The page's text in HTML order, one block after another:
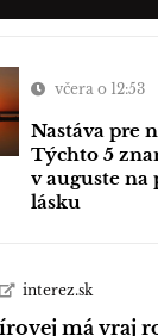
včera o 12:53
Nastáva pre
Týchto 5
v auguste na
lásku
interez.sk
má vraj